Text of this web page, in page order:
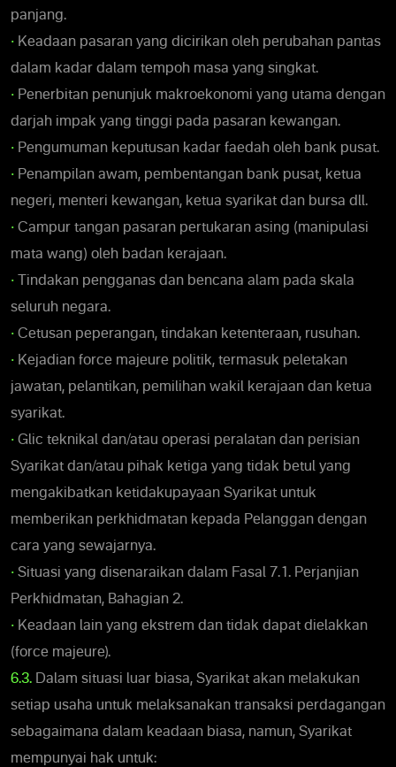
panjang.
• Keadaan pasaran yang dicirikan oleh perubahan pantas
dalam kadar dalam tempoh masa yang singkat.
• Penerbitan penunjuk makroekonomi yang utama dengan
darjah impak yang tinggi pada pasaran kewangan.
• Pengumuman keputusan kadar faedah oleh bank pusat.
• Penampilan awam, pembentangan bank pusat, ketua
negeri, menteri kewangan, ketua syarikat dan bursa dll.
• Campur tangan pasaran pertukaran asing (manipulasi
mata wang) oleh badan kerajaan.
• Tindakan pengganas dan bencana alam pada skala
seluruh negara.
• Cetusan peperangan, tindakan ketenteraan, rusuhan.
• Kejadian force majeure politik, termasuk peletakan
jawatan, pelantikan, pemilihan wakil kerajaan dan ketua
syarikat.
• Glic teknikal dan/atau operasi peralatan dan perisian
Syarikat dan/atau pihak ketiga yang tidak betul yang
mengakibatkan ketidakupayaan Syarikat untuk
memberikan perkhidmatan kepada Pelanggan dengan
cara yang sewajarnya.
• Situasi yang disenaraikan dalam Fasal 7.1. Perjanjian
Perkhidmatan, Bahagian 2.
• Keadaan lain yang ekstrem dan tidak dapat dielakkan
(force majeure).
6.3. Dalam situasi luar biasa, Syarikat akan melakukan
setiap usaha untuk melaksanakan transaksi perdagangan
sebagaimana dalam keadaan biasa, namun, Syarikat
mempunyai hak untuk: